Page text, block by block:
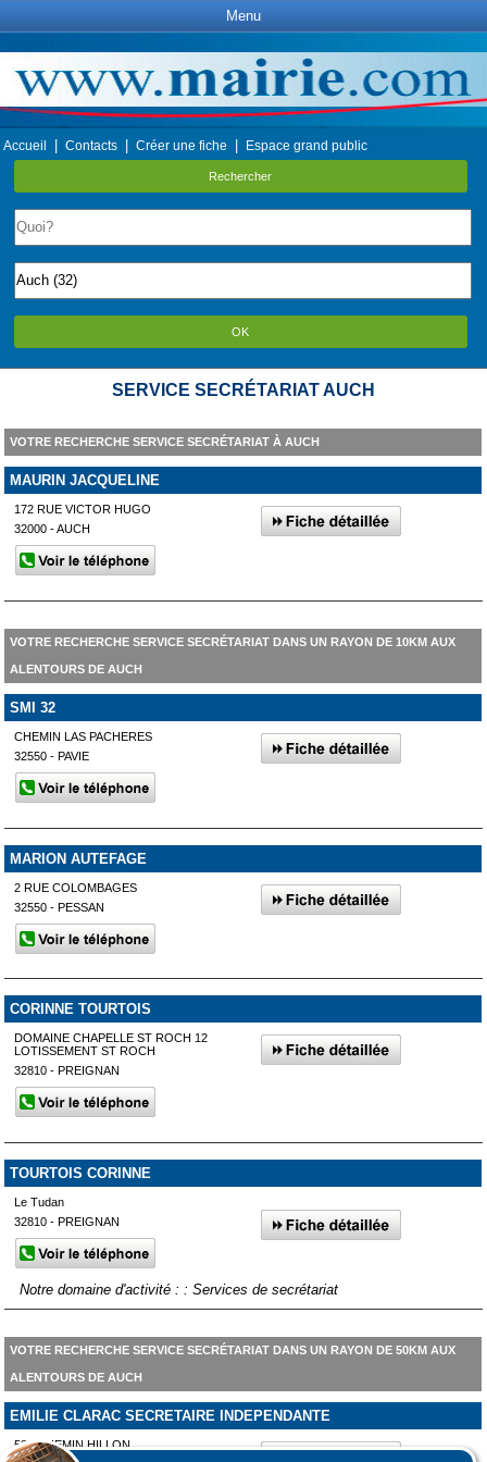
Menu
Accueil Contacts Créer une fiche Espace grand public
Rechercher
OK
SERVICE SECRÉTARIAT AUCH
VOTRE RECHERCHE SERVICE SECRÉTARIAT À AUCH
MAURIN JACQUELINE
172 RUE VICTOR HUGO
32000 - AUCH
VOTRE RECHERCHE SERVICE SECRÉTARIAT DANS UN RAYON DE 10KM AUX
ALENTOURS DE AUCH
SMI 32
CHEMIN LAS PACHERES
32550 - PAVIE
MARION AUTEFAGE
2 RUE COLOMBAGES
32550 - PESSAN
CORINNE TOURTOIS
DOMAINE CHAPELLE ST ROCH 12
LOTISSEMENT ST ROCH
32810 - PREIGNAN
TOURTOIS CORINNE
Le Tudan
32810 - PREIGNAN
Notre domaine d'activité : : Services de secrétariat
VOTRE RECHERCHE SERVICE SECRÉTARIAT DANS UN RAYON DE 50KM AUX
ALENTOURS DE AUCH
EMILIE CLARAC SECRETAIRE INDEPENDANTE
588 CHEMIN HILLON